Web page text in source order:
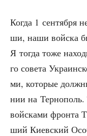
Когда 1 сен­тяб­ря
ши, наши вой­ска
Я тогда тоже
го сове­та
ми, кото­рые
нии на
вой­ска­ми фрон­та
ший Киев­ский